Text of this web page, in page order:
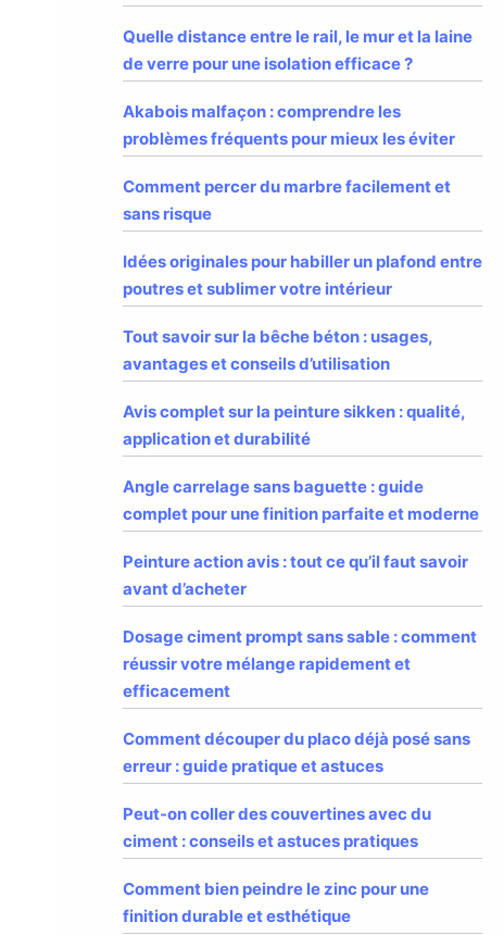
Quelle distance entre le rail, le mur et la laine
de verre pour une isolation efficace ?
Akabois malfaçon : comprendre les
problèmes fréquents pour mieux les éviter
Comment percer du marbre facilement et
sans risque
Idées originales pour habiller un plafond entre
poutres et sublimer votre intérieur
Tout savoir sur la bêche béton : usages,
avantages et conseils d’utilisation
Avis complet sur la peinture sikken : qualité,
application et durabilité
Angle carrelage sans baguette : guide
complet pour une finition parfaite et moderne
Peinture action avis : tout ce qu’il faut savoir
avant d’acheter
Dosage ciment prompt sans sable : comment
réussir votre mélange rapidement et
efficacement
Comment découper du placo déjà posé sans
erreur : guide pratique et astuces
Peut-on coller des couvertines avec du
ciment : conseils et astuces pratiques
Comment bien peindre le zinc pour une
finition durable et esthétique